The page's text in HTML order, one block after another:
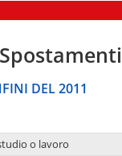
DEL 2011
o lavoro